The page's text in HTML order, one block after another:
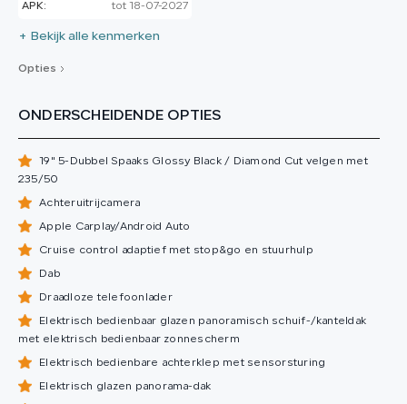
APK: tot 18-07-2027
+ Bekijk alle kenmerken
Opties
ONDERSCHEIDENDE OPTIES
19" 5-Dubbel Spaaks Glossy Black / Diamond Cut velgen met
235/50
Achteruitrijcamera
Apple Carplay/Android Auto
Cruise control adaptief met stop&go en stuurhulp
Dab
Draadloze telefoonlader
Elektrisch bedienbaar glazen panoramisch schuif-/kanteldak
met elektrisch bedienbaar zonnescherm
Elektrisch bedienbare achterklep met sensorsturing
Elektrisch glazen panorama-dak